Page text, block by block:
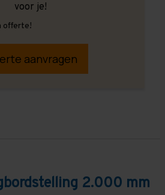
voor je!
offerte!
aanvragen
2.000 mm